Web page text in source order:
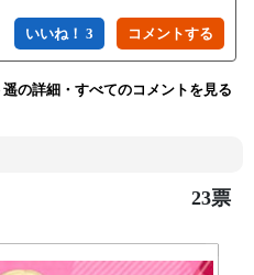
いいね！ 3
遥の詳細・すべてのコメントを見る
23票